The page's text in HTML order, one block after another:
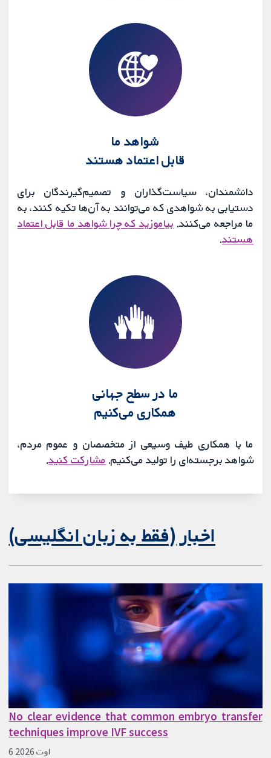
شواهد ما
قابل اعتماد هستند
دانشمندان، سیاست‌گذاران و تصمیم‌گیرندگان برای
دستیابی به شواهدی که می‌توانند به آن‌ها تکیه کنند، به
ما مراجعه می‌کنند. بیاموزید که چرا شواهد ما قابل اعتماد
هستند.
ما در سطح جهانی
همکاری می‌کنیم
ما با همکاری طیف وسیعی از متخصصان و عموم مردم،
شواهد برجسته‌ای را تولید می‌کنیم. مشارکت کنید.
اخبار (فقط به زبان انگلیسی)
No clear evidence that common embryo transfer
techniques improve IVF success
6 اوت 2026